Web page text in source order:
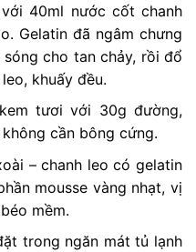
40ml nước cốt chanh
Gelatin đã ngâm chưng
cho tan chảy, rồi đổ
khuấy đều.
tươi với 30g đường,
cần bông cứng.
– chanh leo có gelatin
mousse vàng nhạt, vị
mềm.
trong ngăn mát tủ lạnh